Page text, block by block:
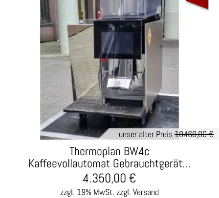
unser alter Preis10.460,00 €
Thermoplan BW4c
Kaffeevollautomat Gebrauchtgerät…
zzgl. 19% MwSt. zzgl. Versand
4.350,00 €